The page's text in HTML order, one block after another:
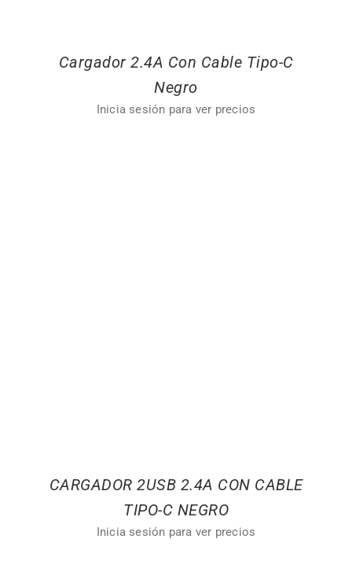
Cargador 2.4A Con Cable Tipo-C
Negro
Inicia sesión para ver precios
CARGADOR 2USB 2.4A CON CABLE
TIPO-C NEGRO
Inicia sesión para ver precios